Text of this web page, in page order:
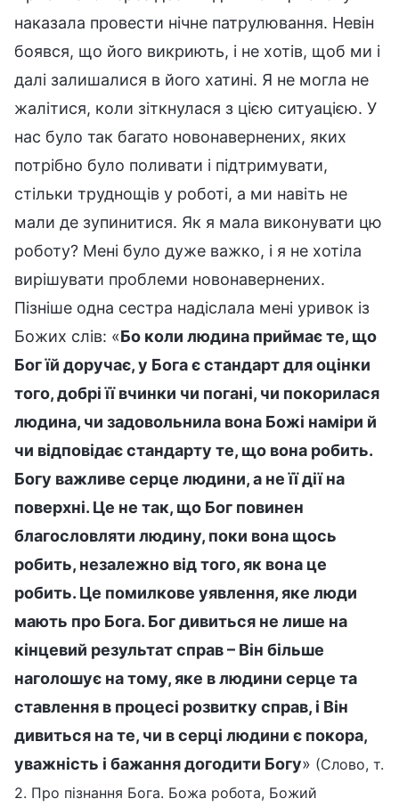
наказала провести нічне патрулювання. Невін
боявся, що його викриють, і не хотів, щоб ми і
далі залишалися в його хатині. Я не могла не
жалітися, коли зіткнулася з цією ситуацією. У
нас було так багато новонавернених, яких
потрібно було поливати і підтримувати,
стільки труднощів у роботі, а ми навіть не
мали де зупинитися. Як я мала виконувати цю
роботу? Мені було дуже важко, і я не хотіла
вирішувати проблеми новонавернених.
Пізніше одна сестра надіслала мені уривок із
Божих слів: «Бо коли людина приймає те, що
Бог їй доручає, у Бога є стандарт для оцінки
того, добрі її вчинки чи погані, чи покорилася
людина, чи задовольнила вона Божі наміри й
чи відповідає стандарту те, що вона робить.
Богу важливе серце людини, а не її дії на
поверхні. Це не так, що Бог повинен
благословляти людину, поки вона щось
робить, незалежно від того, як вона це
робить. Це помилкове уявлення, яке люди
мають про Бога. Бог дивиться не лише на
кінцевий результат справ – Він більше
наголошує на тому, яке в людини серце та
ставлення в процесі розвитку справ, і Він
дивиться на те, чи в серці людини є покора,
уважність і бажання догодити Богу» (Слово, т.
2. Про пізнання Бога. Божа робота, Божий